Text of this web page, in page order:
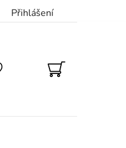
Přihlášení
NÁKUPNÍ
KOŠÍK